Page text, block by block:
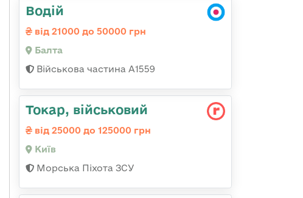
Водій
від 21000 до 50000 грн
Балта
Військова частина А1559
Токаp, військовий
від 25000 до 125000 грн
Київ
Морська Піхота ЗСУ